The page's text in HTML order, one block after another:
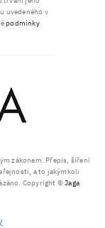
zákonem. Přepis, šíření
a to jakýmkoli
Copyright ©Jaga
uvedeného v
podmínky